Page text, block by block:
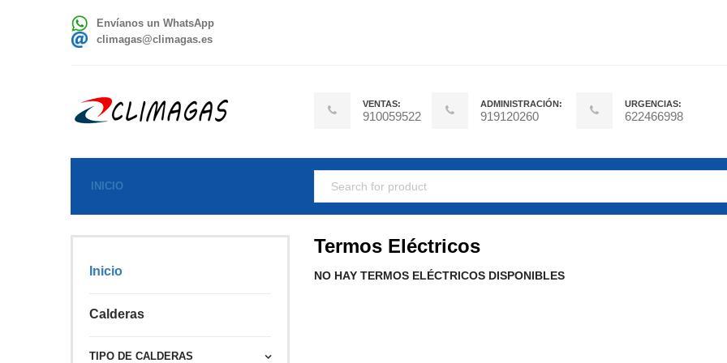
Envíanos un WhatsApp
climagas@climagas.es
VENTAS:
910059522
ADMINISTRACIÓN:
919120260
URGENCIAS:
622466998
INICIO
Inicio
Calderas
TIPO DE CALDERAS
Termos Eléctricos
NO HAY TERMOS ELÉCTRICOS DISPONIBLES